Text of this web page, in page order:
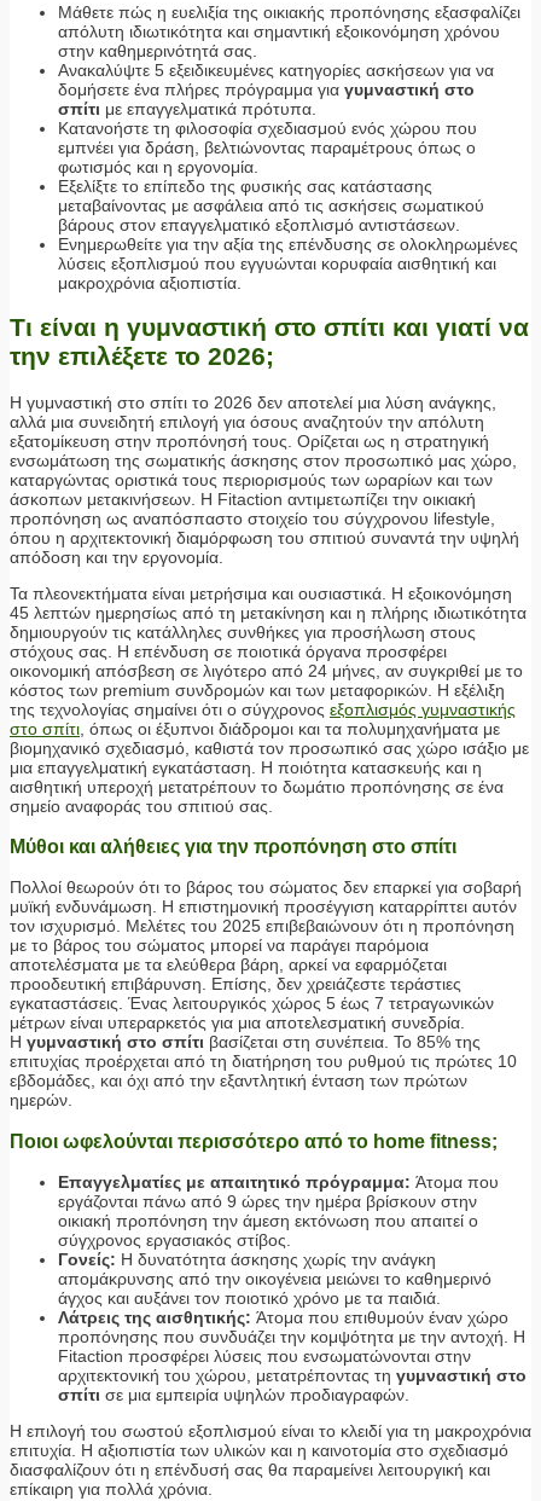
Μάθετε πώς η ευελιξία της οικιακής προπόνησης εξασφαλίζει
απόλυτη ιδιωτικότητα και σημαντική εξοικονόμηση χρόνου
στην καθημερινότητά σας.
Ανακαλύψτε 5 εξειδικευμένες κατηγορίες ασκήσεων για να
δομήσετε ένα πλήρες πρόγραμμα για γυμναστική στο
σπίτι με επαγγελματικά πρότυπα.
Κατανοήστε τη φιλοσοφία σχεδιασμού ενός χώρου που
εμπνέει για δράση, βελτιώνοντας παραμέτρους όπως ο
φωτισμός και η εργονομία.
Εξελίξτε το επίπεδο της φυσικής σας κατάστασης
μεταβαίνοντας με ασφάλεια από τις ασκήσεις σωματικού
βάρους στον επαγγελματικό εξοπλισμό αντιστάσεων.
Ενημερωθείτε για την αξία της επένδυσης σε ολοκληρωμένες
λύσεις εξοπλισμού που εγγυώνται κορυφαία αισθητική και
μακροχρόνια αξιοπιστία.
Τι είναι η γυμναστική στο σπίτι και γιατί να
την επιλέξετε το 2026;
Η γυμναστική στο σπίτι το 2026 δεν αποτελεί μια λύση ανάγκης,
αλλά μια συνειδητή επιλογή για όσους αναζητούν την απόλυτη
εξατομίκευση στην προπόνησή τους. Ορίζεται ως η στρατηγική
ενσωμάτωση της σωματικής άσκησης στον προσωπικό μας χώρο,
καταργώντας οριστικά τους περιορισμούς των ωραρίων και των
άσκοπων μετακινήσεων. Η Fitaction αντιμετωπίζει την οικιακή
προπόνηση ως αναπόσπαστο στοιχείο του σύγχρονου lifestyle,
όπου η αρχιτεκτονική διαμόρφωση του σπιτιού συναντά την υψηλή
απόδοση και την εργονομία.
Τα πλεονεκτήματα είναι μετρήσιμα και ουσιαστικά. Η εξοικονόμηση
45 λεπτών ημερησίως από τη μετακίνηση και η πλήρης ιδιωτικότητα
δημιουργούν τις κατάλληλες συνθήκες για προσήλωση στους
στόχους σας. Η επένδυση σε ποιοτικά όργανα προσφέρει
οικονομική απόσβεση σε λιγότερο από 24 μήνες, αν συγκριθεί με το
κόστος των premium συνδρομών και των μεταφορικών. Η εξέλιξη
της τεχνολογίας σημαίνει ότι ο σύγχρονος εξοπλισμός γυμναστικής
στο σπίτι , όπως οι έξυπνοι διάδρομοι και τα πολυμηχανήματα με
βιομηχανικό σχεδιασμό, καθιστά τον προσωπικό σας χώρο ισάξιο με
μια επαγγελματική εγκατάσταση. Η ποιότητα κατασκευής και η
αισθητική υπεροχή μετατρέπουν το δωμάτιο προπόνησης σε ένα
σημείο αναφοράς του σπιτιού σας.
Μύθοι και αλήθειες για την προπόνηση στο σπίτι
Πολλοί θεωρούν ότι το βάρος του σώματος δεν επαρκεί για σοβαρή
μυϊκή ενδυνάμωση. Η επιστημονική προσέγγιση καταρρίπτει αυτόν
τον ισχυρισμό. Μελέτες του 2025 επιβεβαιώνουν ότι η προπόνηση
με το βάρος του σώματος μπορεί να παράγει παρόμοια
αποτελέσματα με τα ελεύθερα βάρη, αρκεί να εφαρμόζεται
προοδευτική επιβάρυνση. Επίσης, δεν χρειάζεστε τεράστιες
εγκαταστάσεις. Ένας λειτουργικός χώρος 5 έως 7 τετραγωνικών
μέτρων είναι υπεραρκετός για μια αποτελεσματική συνεδρία.
Η γυμναστική στο σπίτι βασίζεται στη συνέπεια. Το 85% της
επιτυχίας προέρχεται από τη διατήρηση του ρυθμού τις πρώτες 10
εβδομάδες, και όχι από την εξαντλητική ένταση των πρώτων
ημερών.
Ποιοι ωφελούνται περισσότερο από το home fitness;
Επαγγελματίες με απαιτητικό πρόγραμμα: Άτομα που
εργάζονται πάνω από 9 ώρες την ημέρα βρίσκουν στην
οικιακή προπόνηση την άμεση εκτόνωση που απαιτεί ο
σύγχρονος εργασιακός στίβος.
Γονείς: Η δυνατότητα άσκησης χωρίς την ανάγκη
απομάκρυνσης από την οικογένεια μειώνει το καθημερινό
άγχος και αυξάνει τον ποιοτικό χρόνο με τα παιδιά.
Λάτρεις της αισθητικής: Άτομα που επιθυμούν έναν χώρο
προπόνησης που συνδυάζει την κομψότητα με την αντοχή. Η
Fitaction προσφέρει λύσεις που ενσωματώνονται στην
αρχιτεκτονική του χώρου, μετατρέποντας τη γυμναστική στο
σπίτι σε μια εμπειρία υψηλών προδιαγραφών.
Η επιλογή του σωστού εξοπλισμού είναι το κλειδί για τη μακροχρόνια
επιτυχία. Η αξιοπιστία των υλικών και η καινοτομία στο σχεδιασμό
διασφαλίζουν ότι η επένδυσή σας θα παραμείνει λειτουργική και
επίκαιρη για πολλά χρόνια.